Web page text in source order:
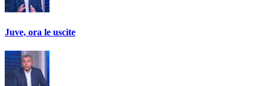
Juve, ora le uscite